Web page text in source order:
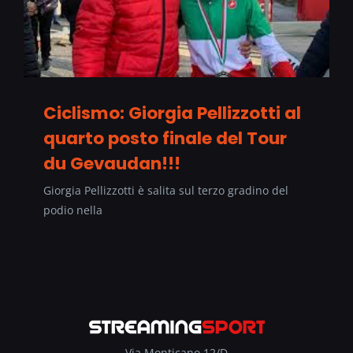
Ciclismo: Giorgia Pellizzotti al
quarto posto finale del Tour
du Gevaudan!!!
Giorgia Pellizzotti è salita sul terzo gradino del
podio nella